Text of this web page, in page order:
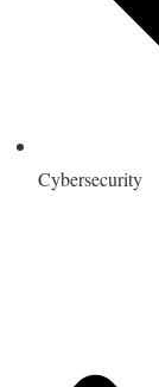
Cybersecurity